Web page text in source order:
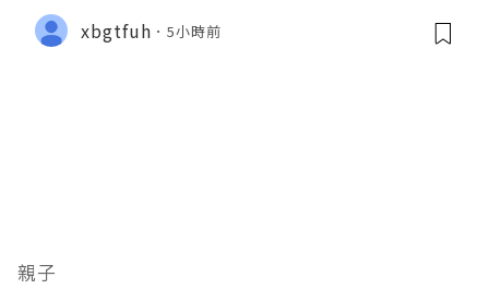
xbgtfuh 5小時前
親子